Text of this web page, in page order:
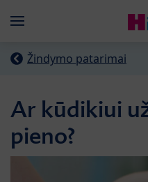
Menü
Žindymo patarimai
Ar kūdikiui
pieno?